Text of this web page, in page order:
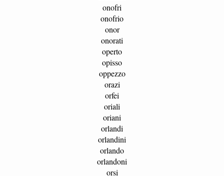
onofri
onofrio
onor
onorati
operto
opisso
oppezzo
orazi
orfei
oriali
oriani
orlandi
orlandini
orlando
orlandoni
orsi